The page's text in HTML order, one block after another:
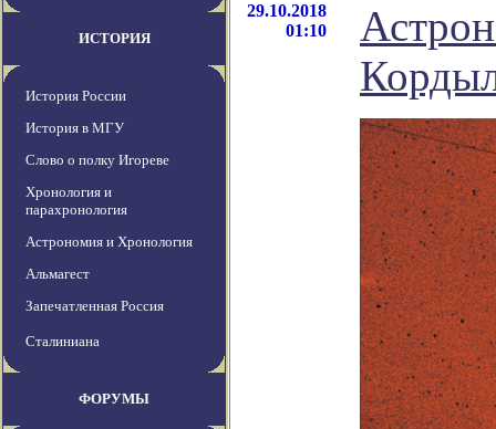
ИСТОРИЯ
История России
История в МГУ
Слово о полку Игореве
Хронология и
парахронология
Астрономия и Хронология
Альмагест
Запечатленная Россия
Сталиниана
ФОРУМЫ
29.10.2018
01:10